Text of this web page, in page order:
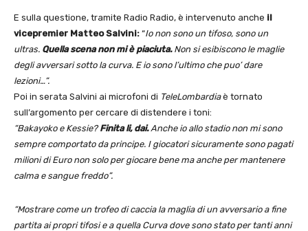
E sulla questione, tramite Radio Radio, è intervenuto anche il
vicepremier Matteo Salvini: “Io non sono un tifoso, sono un
ultras. Quella scena non mi è piaciuta.Non si esibiscono le maglie
degli avversari sotto la curva. E io sono l’ultimo che puo’ dare
lezioni…”.
Poi in serata Salvini ai microfoni di TeleLombardiaè tornato
sull’argomento per cercare di distendere i toni:
“Bakayoko e Kessie?Finita li, dai.Anche io allo stadio non mi sono
sempre comportato da principe. I giocatori sicuramente sono pagati
milioni di Euro non solo per giocare bene ma anche per mantenere
calma e sangue freddo”.
“Mostrare come un trofeo di caccia la maglia di un avversario a fine
partita ai propri tifosi e a quella Curva dove sono stato per tanti anni